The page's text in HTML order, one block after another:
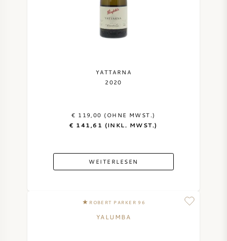
YATTARNA
2020
€ 119,00 (OHNE MWST.)
€ 141,61 (INKL. MWST.)
WEITERLESEN
ROBERT PARKER 96
YALUMBA